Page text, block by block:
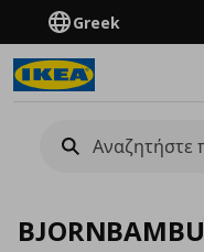
Greek
BJORNBAMBU